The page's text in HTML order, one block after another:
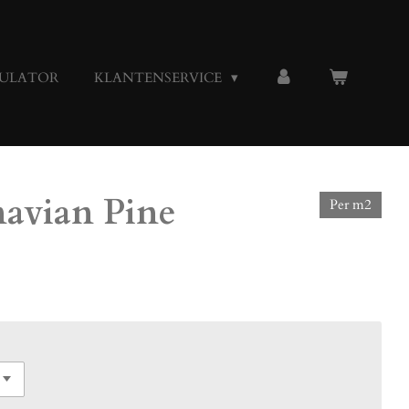
KLANTENSERVICE
Pine Per m2